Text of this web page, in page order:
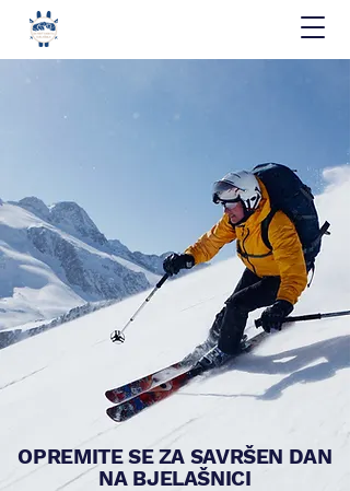
OPREMITE SE ZA SAVRŠEN DAN
NA BJELAŠNICI